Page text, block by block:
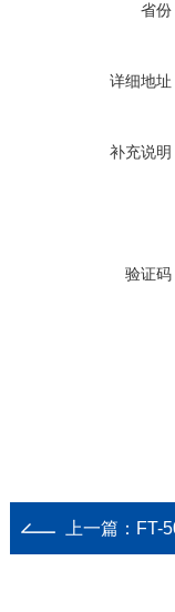
省份
详细地址
补充说明
验证码
上一篇： FT-